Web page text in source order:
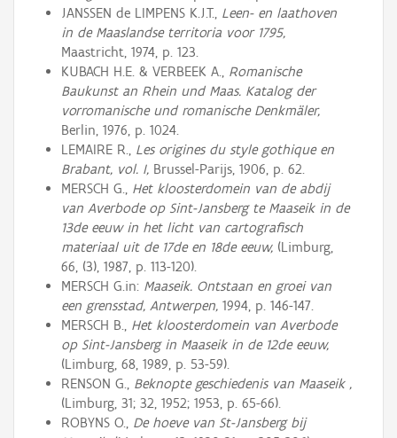
JANSSEN de LIMPENS K.J.T.,Leen- en laathoven
in de Maaslandse territoria voor 1795,
Maastricht, 1974, p. 123.
KUBACH H.E. & VERBEEK A.,Romanische
Baukunst an Rhein und Maas. Katalog der
vorromanische und romanische Denkmäler,
Berlin, 1976, p. 1024.
LEMAIRE R., Les origines du style gothique en
Brabant, vol. I, Brussel-Parijs, 1906, p. 62.
MERSCH G.,Het kloosterdomein van de abdij
van Averbode op Sint-Jansberg te Maaseik in de
13de eeuw in het licht van cartografisch
materiaal uit de 17de en 18de eeuw,(Limburg,
66, (3), 1987, p. 113-120).
MERSCH G.in:Maaseik. Ontstaan en groei van
een grensstad, Antwerpen,1994, p. 146-147.
MERSCH B., Het kloosterdomein van Averbode
op Sint-Jansberg in Maaseik in de 12de eeuw,
(Limburg, 68, 1989, p. 53-59).
RENSON G.,Beknopte geschiedenis van Maaseik ,
(Limburg, 31; 32, 1952; 1953, p. 65-66).
ROBYNS O., De hoeve van St-Jansberg bij